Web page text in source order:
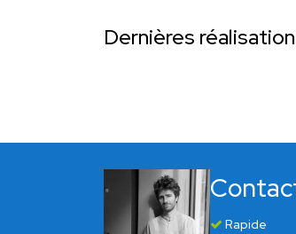
Dernières
Rapide